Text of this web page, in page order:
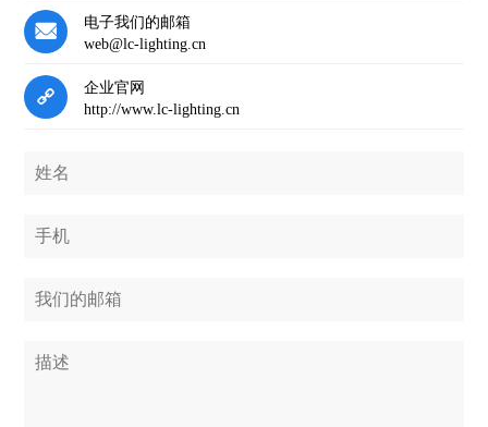
电子我们的邮箱
web@lc-lighting.cn
企业官网
http://www.lc-lighting.cn